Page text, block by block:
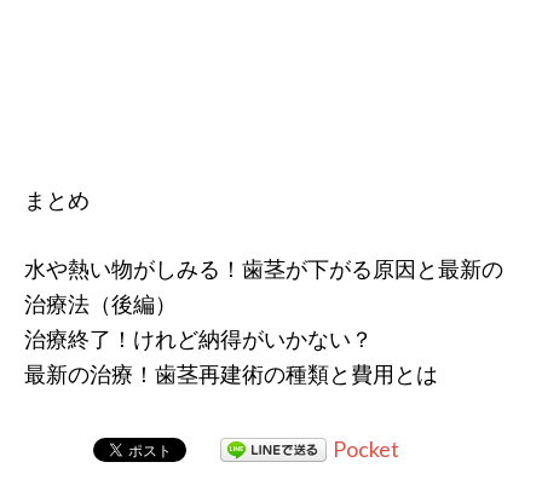
まとめ
水や熱い物がしみる！歯茎が下がる原因と最新の
治療法（後編）
治療終了！けれど納得がいかない？
最新の治療！歯茎再建術の種類と費用とは
Pocket